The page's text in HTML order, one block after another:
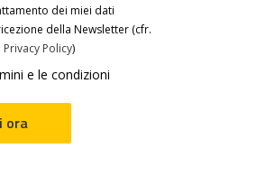
dei miei dati
della Newsletter (cfr.
Privacy Policy)
e le condizioni